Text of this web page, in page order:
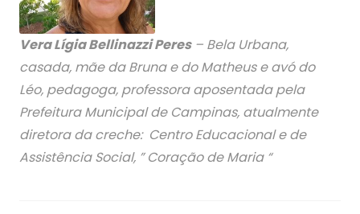
Vera Lígia Bellinazzi Peres– Bela Urbana,
casada, mãe da Bruna e do Matheus e avó do
Léo, pedagoga, professora aposentada pela
Prefeitura Municipal de Campinas, atualmente
diretora da creche: Centro Educacional e de
Assistência Social, ” Coração de Maria “